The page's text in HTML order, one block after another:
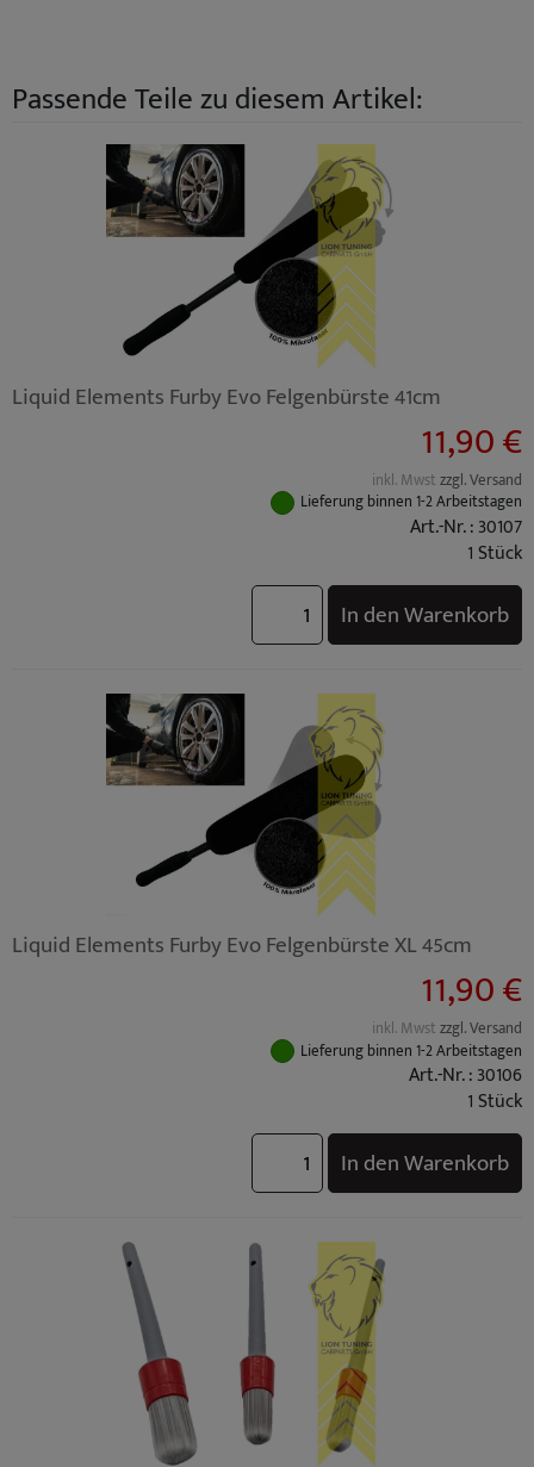
Passende Teile zu diesem Artikel:
Liquid Elements Furby Evo Felgenbürste 41cm
11,90 €
inkl. Mwstzzgl. Versand
Lieferung binnen 1-2 Arbeitstagen
Art.-Nr. : 30107
1 Stück
In den Warenkorb
Liquid Elements Furby Evo Felgenbürste XL 45cm
11,90 €
inkl. Mwstzzgl. Versand
Lieferung binnen 1-2 Arbeitstagen
Art.-Nr. : 30106
1 Stück
In den Warenkorb